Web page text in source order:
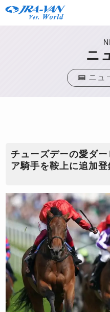
ニ
ニュ
チューズデーの愛ダ
ア騎手を鞍上に追加